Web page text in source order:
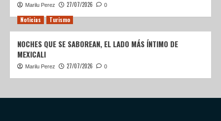
Marilu Perez 27/07/2026 0
Noticias Turismo
NOCHES QUE SE SABOREAN, EL LADO MÁS ÍNTIMO DE
MEXICALI
Marilu Perez 27/07/2026 0